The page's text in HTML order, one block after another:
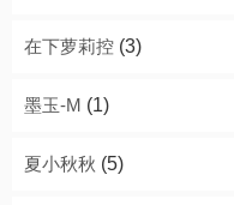
在下萝莉控 (3)
墨玉-M (1)
夏小秋秋 (5)